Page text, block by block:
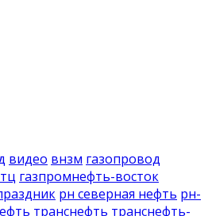
видео внзм газопровод
газпромнефть-восток
рн северная нефть рн-
транснефть транснефть-